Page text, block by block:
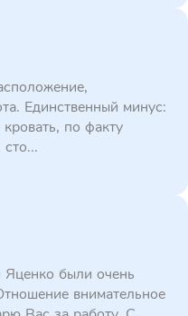
Единственный минус:
по факту
были очень
внимательное